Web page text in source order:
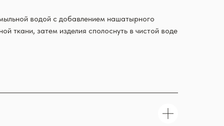
водой с добавлением нашатырного
ткани, затем изделия сполоснуть в чистой воде